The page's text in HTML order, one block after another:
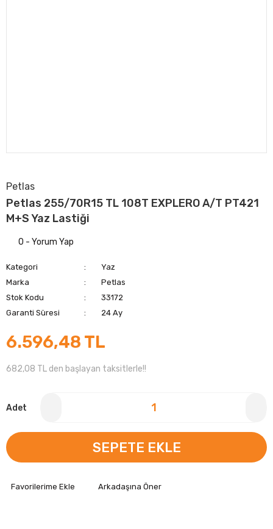
Petlas
Petlas 255/70R15 TL 108T EXPLERO A/T PT421
M+S Yaz Lastiği
0 - Yorum Yap
Kategori
Yaz
Marka
Petlas
Stok Kodu
33172
Garanti Süresi
24 Ay
6.596,48 TL
682,08 TL den başlayan taksitlerle!!
Adet
SEPETE EKLE
Arkadaşına Öner